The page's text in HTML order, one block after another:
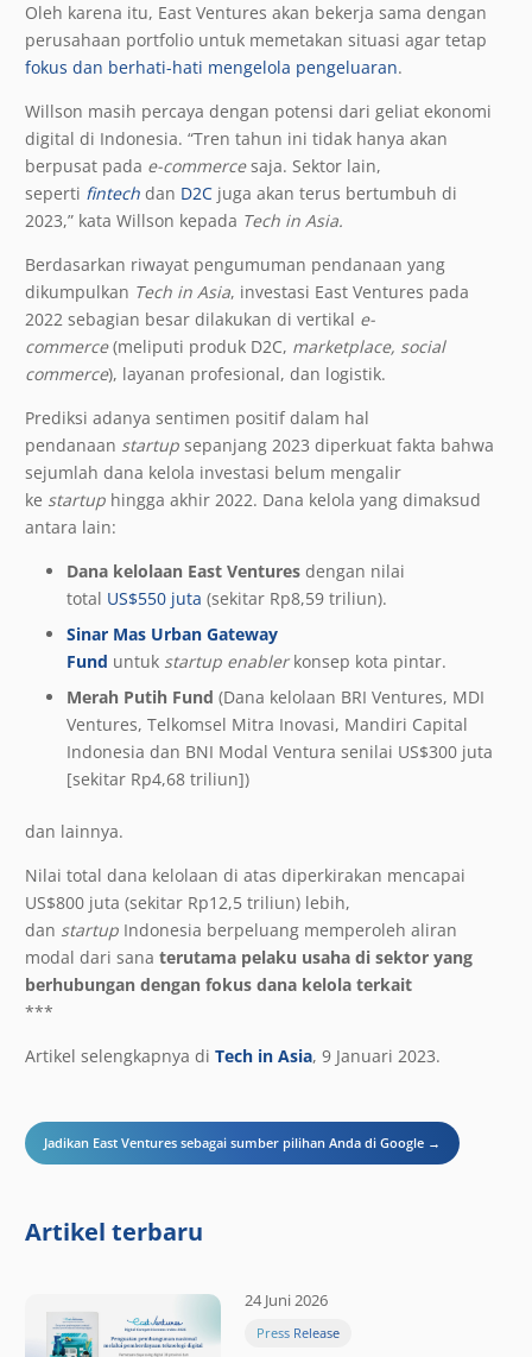
Oleh karena itu, East Ventures akan bekerja sama dengan
perusahaan portfolio untuk memetakan situasi agar tetap
fokus dan berhati-hati mengelola pengeluaran.
Willson masih percaya dengan potensi dari geliat ekonomi
digital di Indonesia. “Tren tahun ini tidak hanya akan
berpusat pada e-commercesaja. Sektor lain,
seperti fintech dan D2C juga akan terus bertumbuh di
2023,” kata Willson kepada Tech in Asia.
Berdasarkan riwayat pengumuman pendanaan yang
dikumpulkan Tech in Asia, investasi East Ventures pada
2022 sebagian besar dilakukan di vertikal e-
commerce(meliputi produk D2C, marketplace, social
commerce), layanan profesional, dan logistik.
Prediksi adanya sentimen positif dalam hal
pendanaan startup sepanjang 2023 diperkuat fakta bahwa
sejumlah dana kelola investasi belum mengalir
ke startup hingga akhir 2022. Dana kelola yang dimaksud
antara lain:
Dana kelolaan East Ventures dengan nilai
total US$550 juta (sekitar Rp8,59 triliun).
Sinar Mas Urban Gateway
Fund untuk startup enablerkonsep kota pintar.
Merah Putih Fund (Dana kelolaan BRI Ventures, MDI
Ventures, Telkomsel Mitra Inovasi, Mandiri Capital
Indonesia dan BNI Modal Ventura senilai US$300 juta
[sekitar Rp4,68 triliun])
dan lainnya.
Nilai total dana kelolaan di atas diperkirakan mencapai
US$800 juta (sekitar Rp12,5 triliun) lebih,
dan startup Indonesia berpeluang memperoleh aliran
modal dari sana terutama pelaku usaha di sektor yang
berhubungan dengan fokus dana kelola terkait
***
Artikel selengkapnya di Tech in Asia, 9 Januari 2023.
Jadikan East Ventures sebagai sumber pilihan Anda di Google →
Artikel terbaru
24 Juni 2026
Press Release